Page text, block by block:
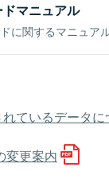
マニュアル
に関するマニュア
ているデータに
変更案内